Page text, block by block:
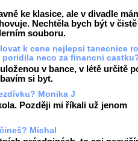
ke klasice, ale v divadle
Nechtěla bych být v čistě
souboru.
k cene nejlepsi tanecnice
neco za financni
v bance, v létě určitě
si byt.
Monika J
Později mi říkali už jenom
Michal